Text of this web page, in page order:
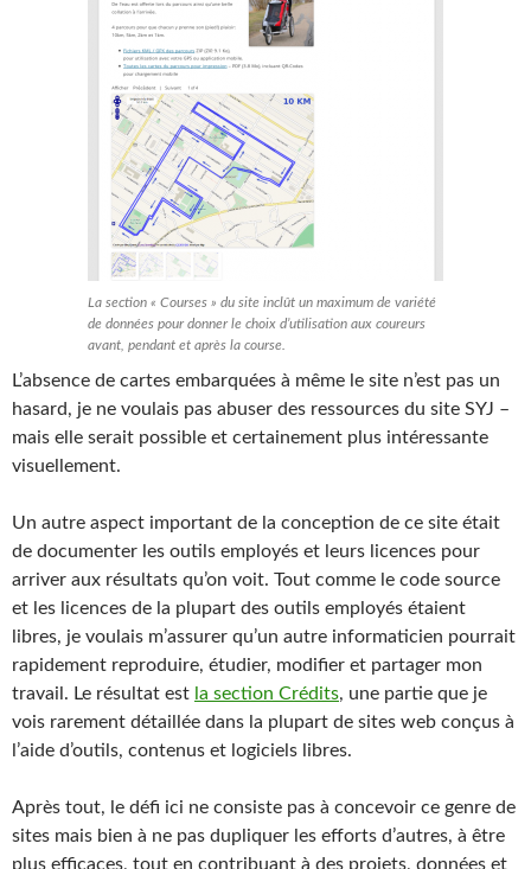
La section « Courses » du site inclût un maximum de variété
de données pour donner le choix d’utilisation aux coureurs
avant, pendant et après la course.
L’absence de cartes embarquées à même le site n’est pas un
hasard, je ne voulais pas abuser des ressources du site SYJ –
mais elle serait possible et certainement plus intéressante
visuellement.
Un autre aspect important de la conception de ce site était
de documenter les outils employés et leurs licences pour
arriver aux résultats qu’on voit. Tout comme le code source
et les licences de la plupart des outils employés étaient
libres, je voulais m’assurer qu’un autre informaticien pourrait
rapidement reproduire, étudier, modifier et partager mon
travail. Le résultat est la section Crédits, une partie que je
vois rarement détaillée dans la plupart de sites web conçus à
l’aide d’outils, contenus et logiciels libres.
Après tout, le défi ici ne consiste pas à concevoir ce genre de
sites mais bien à ne pas dupliquer les efforts d’autres, à être
plus efficaces, tout en contribuant à des projets, données et